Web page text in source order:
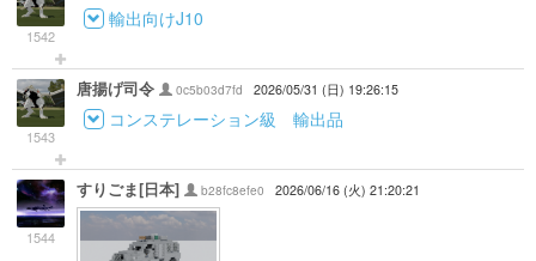
1542
輸出向けJ10
1543
唐揚げ司令 0c5b03d7fd 2026/05/31 (日) 19:26:15
コンステレーション級 輸出品
1544
すりごま[日本] b28fc8efe0 2026/06/16 (火) 21:20:21